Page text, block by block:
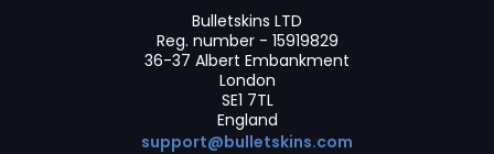
Bulletskins LTD
Reg. number - 15919829
36-37 Albert Embankment
London
SE1 7TL
England
support@bulletskins.com